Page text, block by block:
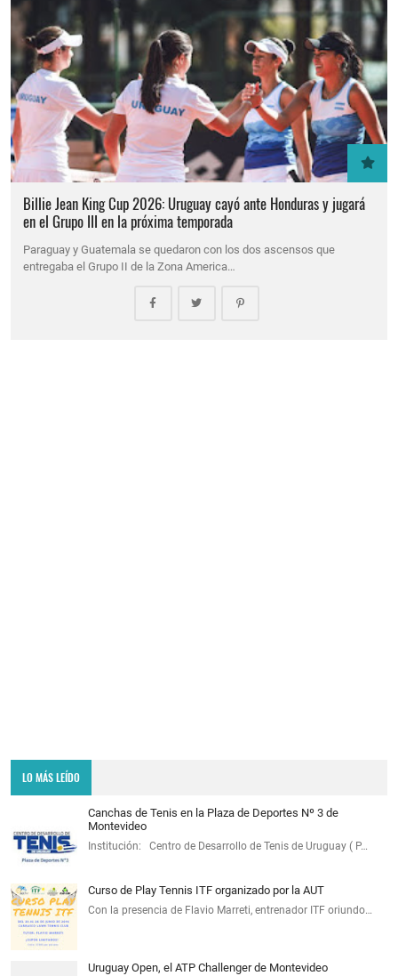
Billie Jean King Cup 2026: Uruguay cayó ante Honduras y jugará
en el Grupo III en la próxima temporada
Paraguay y Guatemala se quedaron con los dos ascensos que
entregaba el Grupo II de la Zona America…
LO MÁS LEÍDO
Canchas de Tenis en la Plaza de Deportes Nº 3 de
Montevideo
Institución: Centro de Desarrollo de Tenis de Uruguay ( P…
Curso de Play Tennis ITF organizado por la AUT
Con la presencia de Flavio Marreti, entrenador ITF oriundo…
Uruguay Open, el ATP Challenger de Montevideo